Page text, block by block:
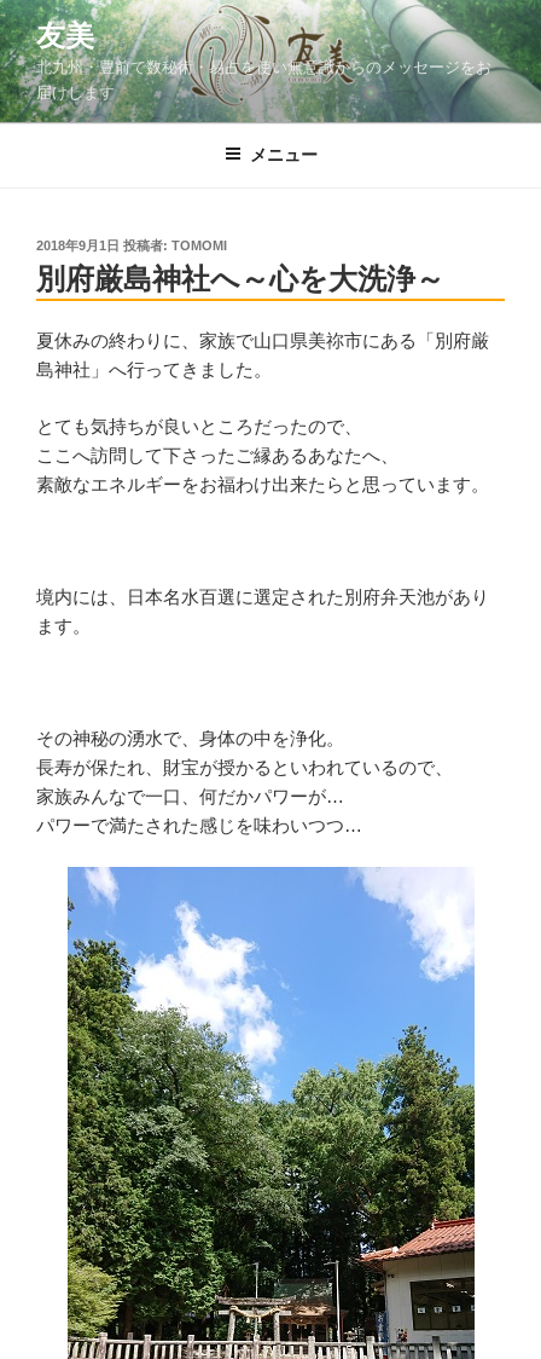
コ
ン
テ
ン
ツ
友美
北九州・豊前で数秘術・易占を使い無意識からのメッセージをお
届けします
メニュー
投
稿
日:
2018年9月1日 投稿者: TOMOMI
別府厳島神社へ～心を大洗浄～
夏休みの終わりに、家族で山口県美祢市にある「別府厳
島神社」へ行ってきました。
とても気持ちが良いところだったので、
ここへ訪問して下さったご縁あるあなたへ、
素敵なエネルギーをお福わけ出来たらと思っています。
境内には、日本名水百選に選定された別府弁天池があり
ます。
その神秘の湧水で、身体の中を浄化。
長寿が保たれ、財宝が授かるといわれているので、
家族みんなで一口、何だかパワーが…
パワーで満たされた感じを味わいつつ…